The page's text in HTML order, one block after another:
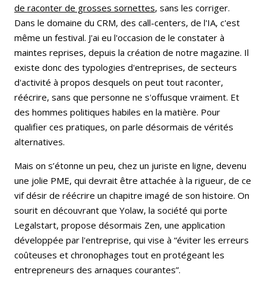
de raconter de grosses sornettes, sans les corriger.
Dans le domaine du CRM, des call-centers, de l'IA, c'est
même un festival. J'ai eu l'occasion de le constater à
maintes reprises, depuis la création de notre magazine. Il
existe donc des typologies d'entreprises, de secteurs
d'activité à propos desquels on peut tout raconter,
réécrire, sans que personne ne s'offusque vraiment. Et
des hommes politiques habiles en la matière. Pour
qualifier ces pratiques, on parle désormais de vérités
alternatives.
Mais on s’étonne un peu, chez un juriste en ligne, devenu
une jolie PME, qui devrait être attachée à la rigueur, de ce
vif désir de réécrire un chapitre imagé de son histoire. On
sourit en découvrant que Yolaw, la société qui porte
Legalstart, propose désormais Zen, une application
développée par l'entreprise, qui vise à “éviter les erreurs
coûteuses et chronophages tout en protégeant les
entrepreneurs des arnaques courantes”.